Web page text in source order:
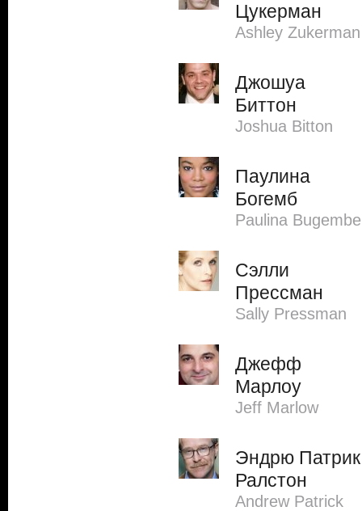
Цукерман
Ashley Zukerman
Джошуа
Биттон
Joshua Bitton
Паулина
Богемб
Paulina Bugembe
Сэлли
Прессман
Sally Pressman
Джефф
Марлоу
Jeff Marlow
Эндрю Патрик
Ралстон
Andrew Patrick